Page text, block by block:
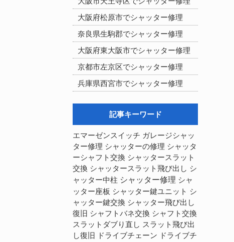
大阪府松原市でシャッター修理
奈良県生駒郡でシャッター修理
大阪府東大阪市でシャッター修理
京都市左京区でシャッター修理
兵庫県西宮市でシャッター修理
記事キーワード
エマーゼンスイッチ ガレージシャッ
ター修理 シャッターの修理 シャッタ
ーシャフト交換 シャッタースラット
交換 シャッタースラット飛び出し シ
ャッター中柱 シャッター修理 シャ
ッター座板 シャッター鍵ユニット シ
ャッター鍵交換 シャッター飛び出し
復旧 シャフトバネ交換 シャフト交換
スラットダブり直し スラット飛び出
し復旧
ドライブチェーン
ドライブチ